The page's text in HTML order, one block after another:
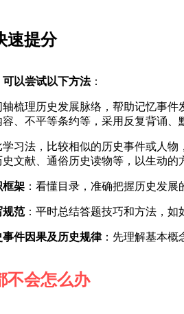
速提分
以尝试以下方法：
轴梳理历史发展脉络，帮助记忆事
、不平等条约等，采用反复背诵、
习法，比较相似的历史事件或人
文献、通俗历史读物等，以生动的
框架 ：看懂目录，准确把握历史发
规范：平时总结答题技巧和方法，如
件因果及历史规律：先理解基本概
不会怎么办